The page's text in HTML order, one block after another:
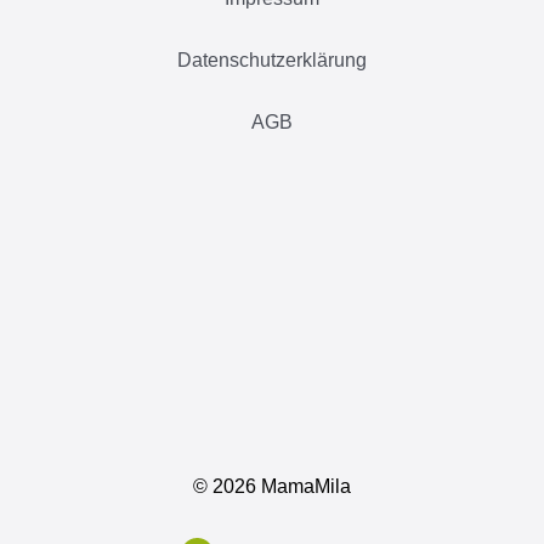
Datenschutzerklärung
AGB
© 2026 MamaMila